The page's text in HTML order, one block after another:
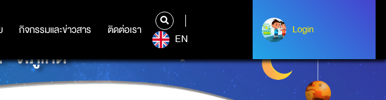
กิจกรรมและข่าวสาร ติดต่อเรา
กิจกรรมและข่าวสาร ติดต่อเรา
EN
Login
Login
ยรติพระบาทสมเด็จพระเจ้าอยู่หัว ใน "คาราวาน
จ.ภูเก็ต